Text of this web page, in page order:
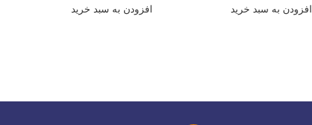
افزودن به سبد خرید
افزودن به سبد خرید